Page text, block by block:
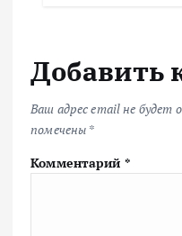
Добавить
Ваш адрес email не будет
помечены *
Комментарий *